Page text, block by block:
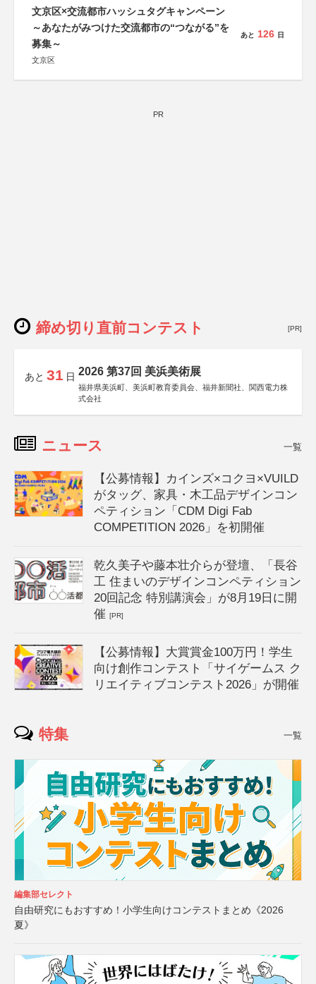
文京区×交流都市ハッシュタグキャンペーン
～あなたがみつけた交流都市の“つながる”を
募集～
文京区
あと 126 日
PR
締め切り直前コンテスト [PR]
あと 31 日 2026 第37回 美浜美術展
福井県美浜町、美浜町教育委員会、福井新聞社、関西電力株
式会社
ニュース 一覧
【公募情報】カインズ×コクヨ×VUILD
がタッグ、家具・木工品デザインコン
ペティション「CDM Digi Fab
COMPETITION 2026」を初開催
乾久美子や藤本壮介らが登壇、「長谷
工 住まいのデザインコンペティション
20回記念 特別講演会」が8月19日に開
催[PR]
【公募情報】大賞賞金100万円！学生
向け創作コンテスト「サイゲームス ク
リエイティブコンテスト2026」が開催
特集 一覧
編集部セレクト
自由研究にもおすすめ！小学生向けコンテストまとめ《2026
夏》